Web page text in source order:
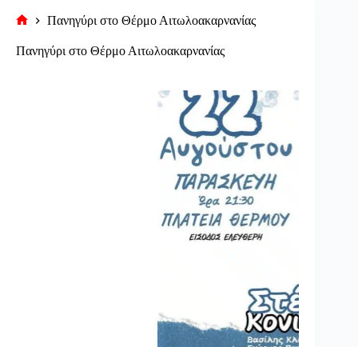
σελίδα
Πανηγύρι στο Θέρμο Αιτωλοακαρνανίας
Πανηγύρι στο Θέρμο Αιτωλοακαρνανίας